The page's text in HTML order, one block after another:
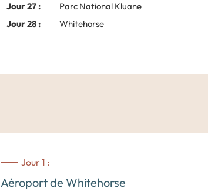
Jour 27 :
Parc National Kluane
Jour 28 :
Whitehorse
Jour 1 :
Aéroport de Whitehorse